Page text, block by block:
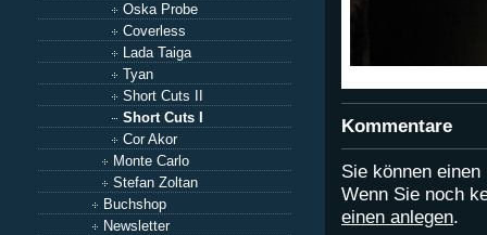
Oska Probe
Coverless
Lada Taiga
Tyan
Short Cuts II
Short Cuts I
Cor Akor
Monte Carlo
Stefan Zoltan
Buchshop
Newsletter
Kommentare
Sie können
Wenn Sie noch
einen anlegen.